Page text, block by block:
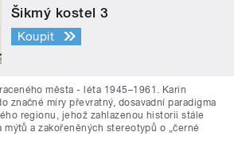
Šikmý kostel 3
Koupit
města - léta 1945–1961. Karin
značné míry převratný, dosavadní paradigma
regionu, jehož zahlazenou historii stále
mýtů a zakořeněných stereotypů o „černé